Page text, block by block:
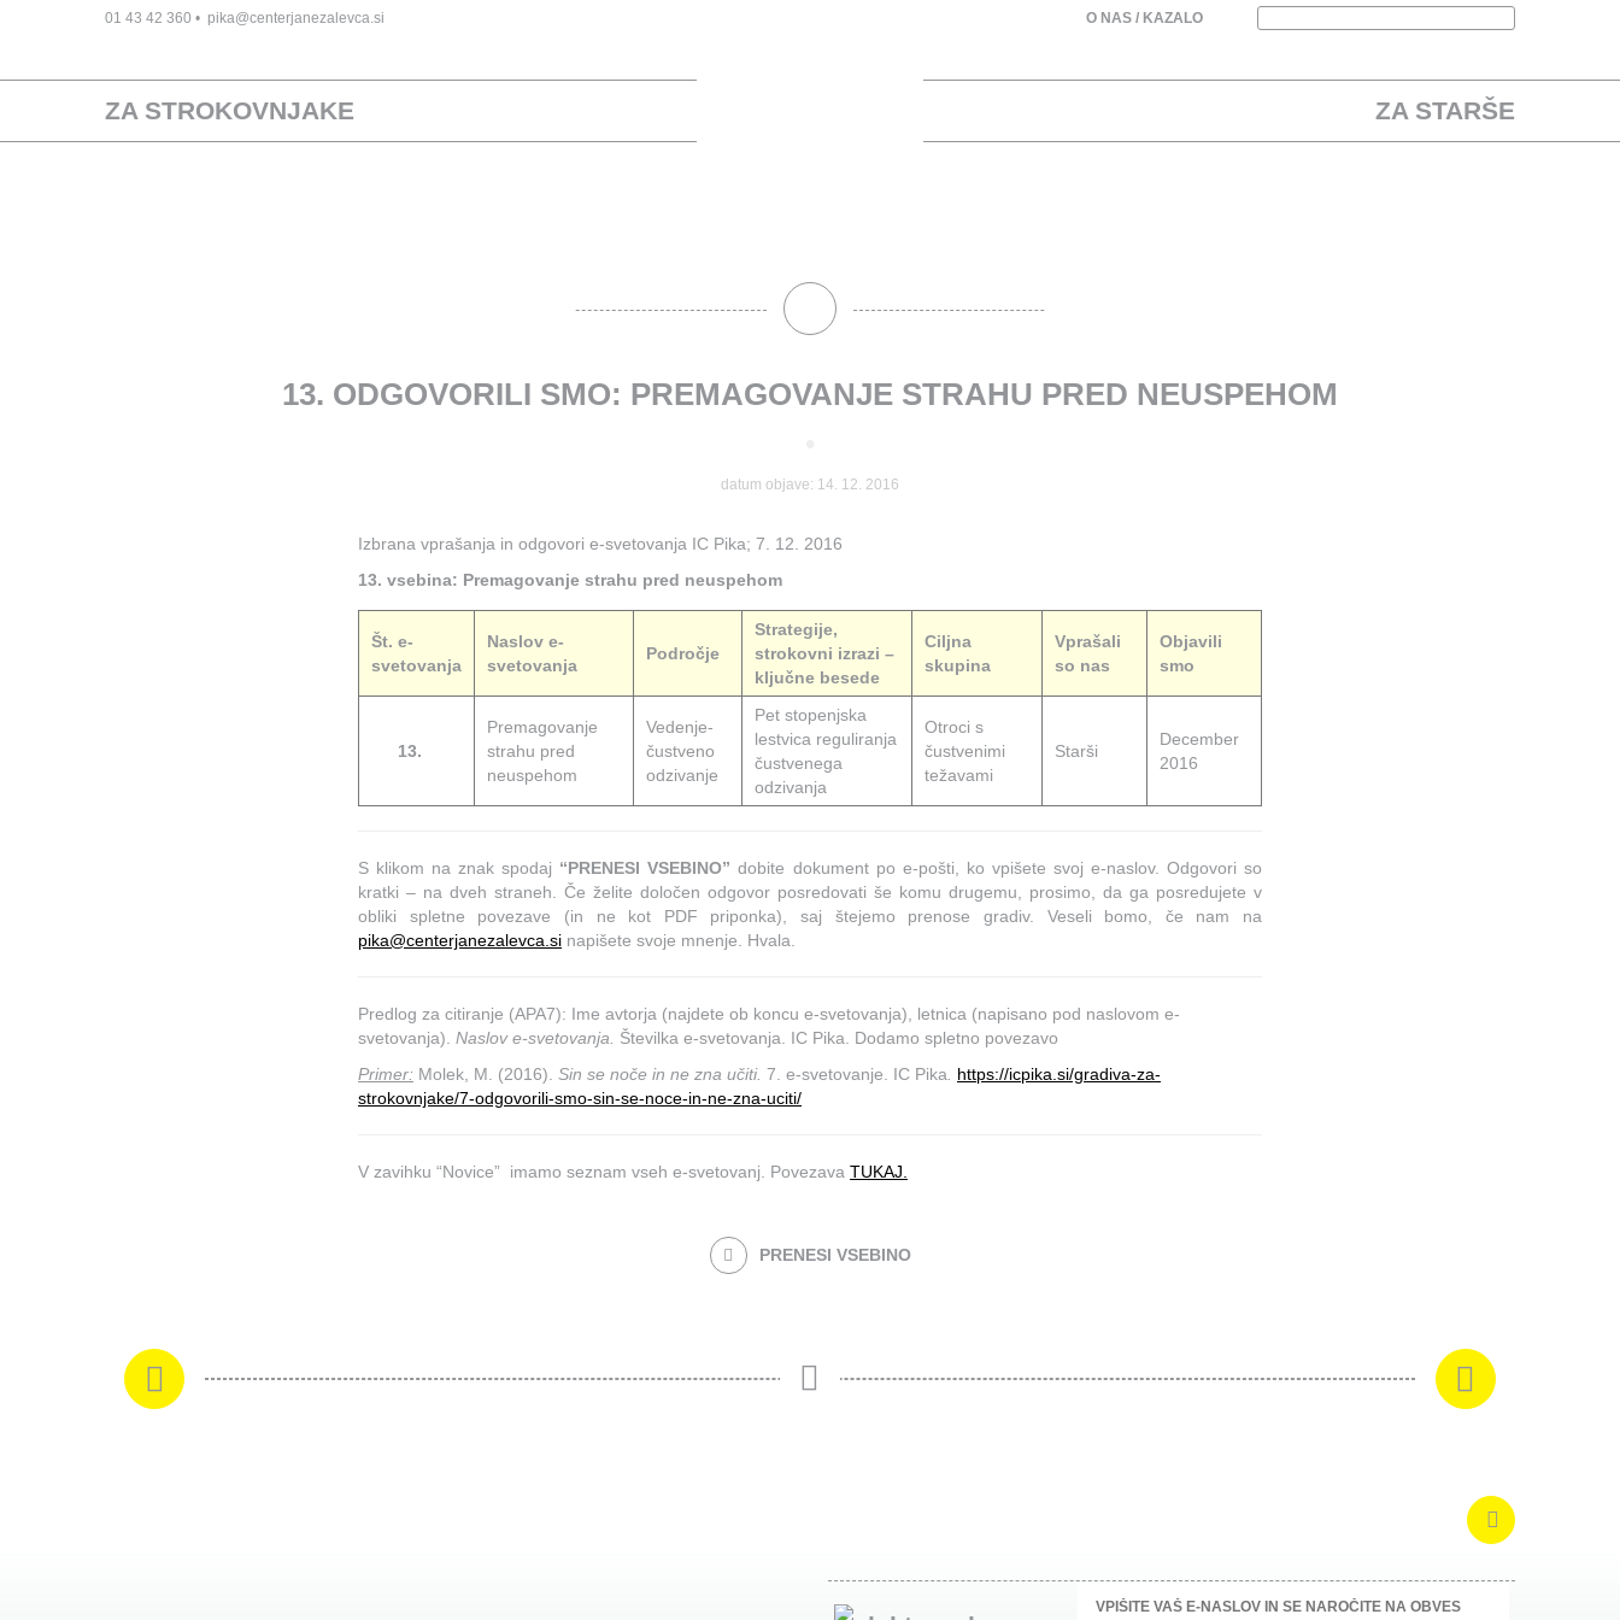
01 43 42 360 • pika@centerjanezalevca.si O NAS / KAZALO
ZA STROKOVNJAKE ZA STARŠE
13. ODGOVORILI SMO: PREMAGOVANJE STRAHU PRED NEUSPEHOM
datum objave: 14. 12. 2016
Izbrana vprašanja in odgovori e-svetovanja IC Pika; 7. 12. 2016
13. vsebina: Premagovanje strahu pred neuspehom
Št. e-
svetovanja
Naslov e-
svetovanja
Področje
Strategije,
strokovni izrazi –
ključne besede
Ciljna
skupina
Vprašali
so nas
Objavili
smo
13.
Premagovanje
strahu pred
neuspehom
Vedenje-
čustveno
odzivanje
Pet stopenjska
lestvica reguliranja
čustvenega
odzivanja
Otroci s
čustvenimi
težavami
Starši
December
2016
S klikom na znak spodaj “PRENESI VSEBINO” dobite dokument po e-pošti, ko vpišete svoj e-naslov. Odgovori so
kratki – na dveh straneh. Če želite določen odgovor posredovati še komu drugemu, prosimo, da ga posredujete v
obliki spletne povezave (in ne kot PDF priponka), saj štejemo prenose gradiv. Veseli bomo, če nam na
pika@centerjanezalevca.si napišete svoje mnenje. Hvala.
Predlog za citiranje (APA7): Ime avtorja (najdete ob koncu e-svetovanja), letnica (napisano pod naslovom e-
svetovanja). Naslov e-svetovanja. Številka e-svetovanja. IC Pika. Dodamo spletno povezavo
Primer: Molek, M. (2016). Sin se noče in ne zna učiti. 7. e-svetovanje. IC Pika
https://icpika.si/gradiva-za-
strokovnjake/7-odgovorili-smo-sin-se-noce-in-ne-zna-uciti/
V zavihku “Novice” imamo seznam vseh e-svetovanj. Povezava TUKAJ.
PRENESI VSEBINO